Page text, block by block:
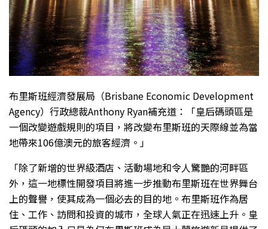
布里斯班經濟發展局（Brisbane Economic Development
Agency）行政總裁Anthony Ryan補充道：「皇后碼頭區是
一個改變遊戲規則的項目，將改變布里斯班的天際線並為當
地帶來106億澳元的旅客經濟。」
「除了新增的世界級酒店、活動場地和令人驚艷的河畔區
外，這一地標性開發項目將進一步推動布里斯班在世界舞台
上的聲譽，使其成為一個必去的目的地。布里斯班作為居
住、工作、訪問和投資的城市，全球人氣正在迅速上升。皇